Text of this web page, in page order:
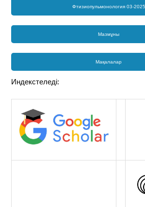
Фтизиопульмонология 03-2025
Мазмұны
Мақалалар
Индекстеледі: